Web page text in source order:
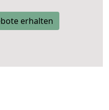
erhalten